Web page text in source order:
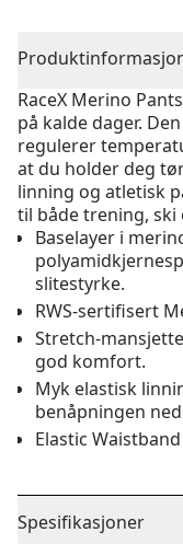
RaceX Merino
på kalde dager.
regulerer
at du holder deg
linning og atletisk
til både trening,
Baselayer i
slitestyrke.
RWS-sertifisert
Stretch-
god komfort.
Myk elastisk
benåpningen
Elastic Waistband
Spesifikasjoner